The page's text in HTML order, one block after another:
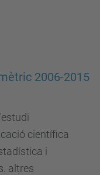
2006-2015
científica
i
altres